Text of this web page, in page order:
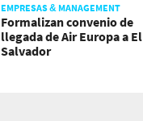
EMPRESAS & MANAGEMENT
Formalizan convenio de
llegada de Air Europa a El
Salvador